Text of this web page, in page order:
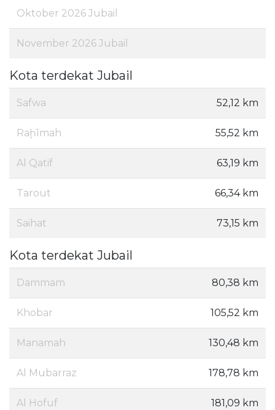
Oktober 2026 Jubail
November 2026 Jubail
Kota terdekat Jubail
Safwa 52,12 km
Raḩīmah 55,52 km
Al Qatif 63,19 km
Tarout 66,34 km
Saihat 73,15 km
Kota terdekat Jubail
Dammam 80,38 km
Khobar 105,52 km
Manamah 130,48 km
Al Mubarraz 178,78 km
Al Hofuf 181,09 km